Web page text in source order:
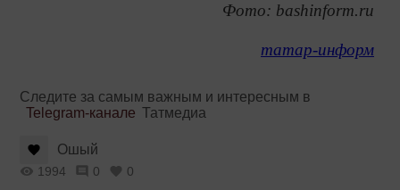
Фото: bashinform.ru
татар-информ
Следите за самым важным и интересным в
Telegram-канале Татмедиа
Ошый
1994 0 0